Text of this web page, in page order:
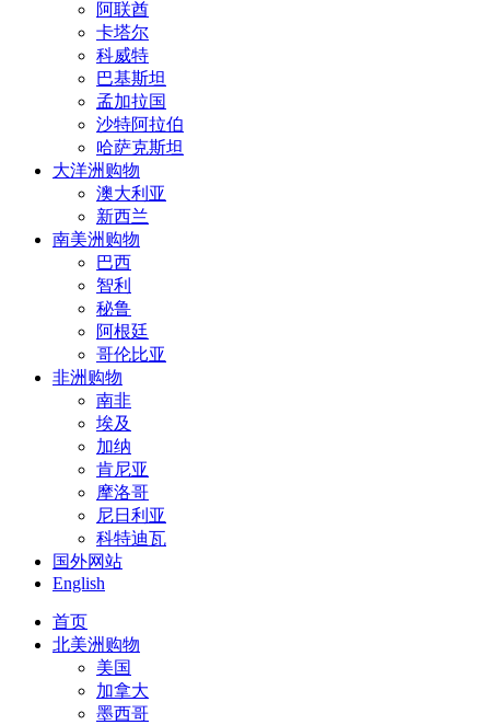
阿联酋
卡塔尔
科威特
巴基斯坦
孟加拉国
沙特阿拉伯
哈萨克斯坦
大洋洲购物
澳大利亚
新西兰
南美洲购物
巴西
智利
秘鲁
阿根廷
哥伦比亚
非洲购物
南非
埃及
加纳
肯尼亚
摩洛哥
尼日利亚
科特迪瓦
国外网站
English
首页
北美洲购物
美国
加拿大
墨西哥